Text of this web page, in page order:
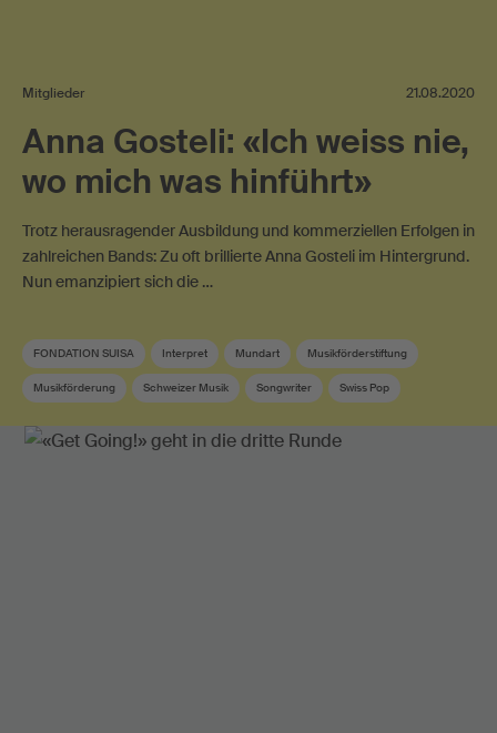
Mitglieder 21.08.2020
Anna Gosteli: «Ich weiss nie,
wo mich was hinführt»
Trotz herausragender Ausbildung und kommerziellen Erfolgen in
zahlreichen Bands: Zu oft brillierte Anna Gosteli im Hintergrund.
Nun emanzipiert sich die …
FONDATION SUISA Interpret Mundart Musikförderstiftung
Musikförderung Schweizer Musik Songwriter Swiss Pop